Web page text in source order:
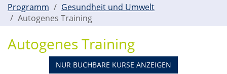
Programm
Gesundheit und Umwelt
Autogenes Training
Autogenes Training
NUR BUCHBARE KURSE ANZEIGEN